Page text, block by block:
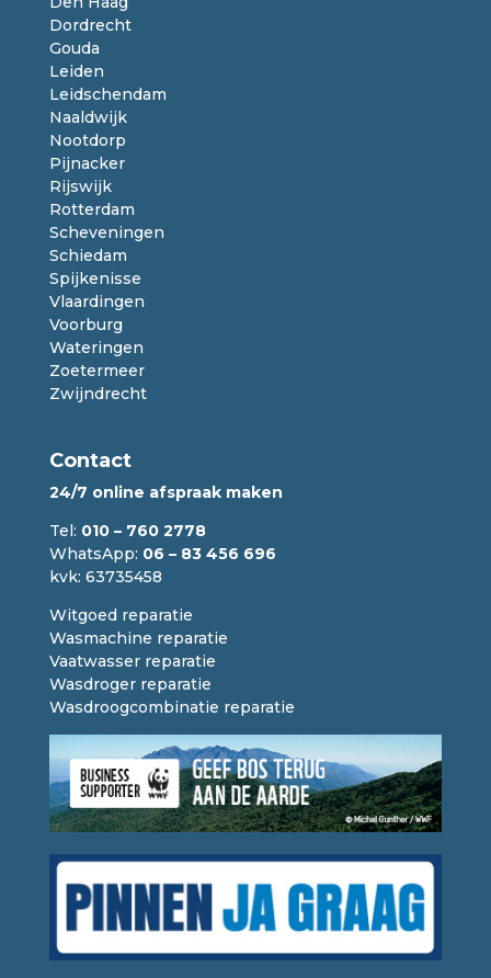
Dordrecht
Gouda
Leiden
Leidschendam
Naaldwijk
Nootdorp
Pijnacker
Rijswijk
Rotterdam
Scheveningen
Schiedam
Spijkenisse
Vlaardingen
Voorburg
Wateringen
Zoetermeer
Zwijndrecht
Contact
24/7 online afspraak maken
Tel: 010 – 760 2778
WhatsApp: 06 – 83 456 696
kvk: 63735458
Witgoed reparatie
Wasmachine reparatie
Vaatwasser reparatie
Wasdroger reparatie
Wasdroogcombinatie reparatie